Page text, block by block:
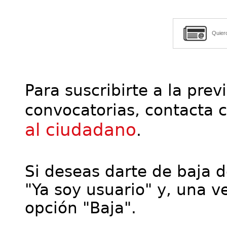
Para suscribirte a la
convocatorias, contacta
al ciudadano.
Si deseas darte de baja
"Ya soy usuario" y, una
opción "Baja".